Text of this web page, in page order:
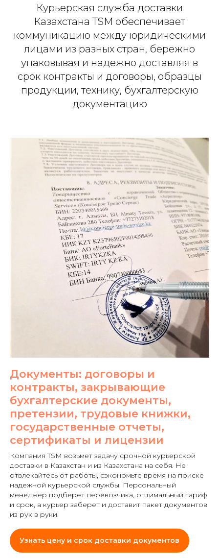
Курьерская служба доставки
Казахстана TSM обеспечивает
коммуникацию между юридическими
лицами из разных стран, бережно
упаковывая и надежно доставляя в
срок контракты и договоры, образцы
продукции, технику, бухгалтерскую
документацию
Документы: договоры и
контракты, закрывающие
бухгалтерские документы,
претензии, трудовые книжки,
государственные отчеты,
сертификаты и лицензии
Компания TSM возьмет задачу срочной курьерской
доставки в Казахстан и из Казахстана на себя. Не
отвлекайтесь от работы, сэкономьте время на поиске
надежной курьерской службы. Персональный
менеджер подберет перевозчика, оптимальный тариф
и срок, а курьер заберет и доставит пакет документов
из рук в руки.
Узнать цену и срок доставки документов